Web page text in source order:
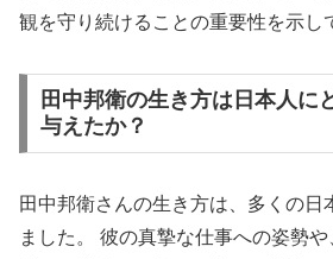
観を守り続けることの重要性を示し
田中邦衛の生き方は日本人に
与えたか？
田中邦衛さんの生き方は、多くの日
ました。 彼の真摯な仕事への姿勢